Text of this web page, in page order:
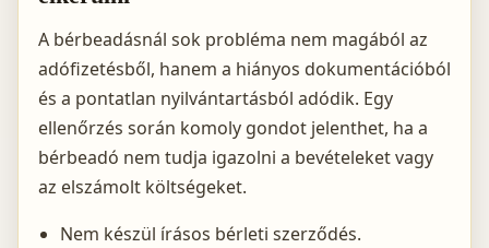
A bérbeadásnál sok probléma nem magából az
adófizetésből, hanem a hiányos dokumentációból
és a pontatlan nyilvántartásból adódik. Egy
ellenőrzés során komoly gondot jelenthet, ha a
bérbeadó nem tudja igazolni a bevételeket vagy
az elszámolt költségeket.
Nem készül írásos bérleti szerződés.